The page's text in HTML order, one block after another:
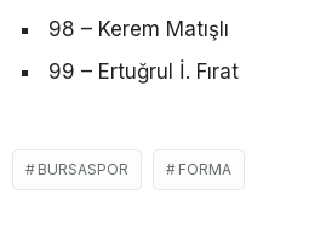
98 – Kerem Matışlı
99 – Ertuğrul İ. Fırat
BURSASPOR FORMA